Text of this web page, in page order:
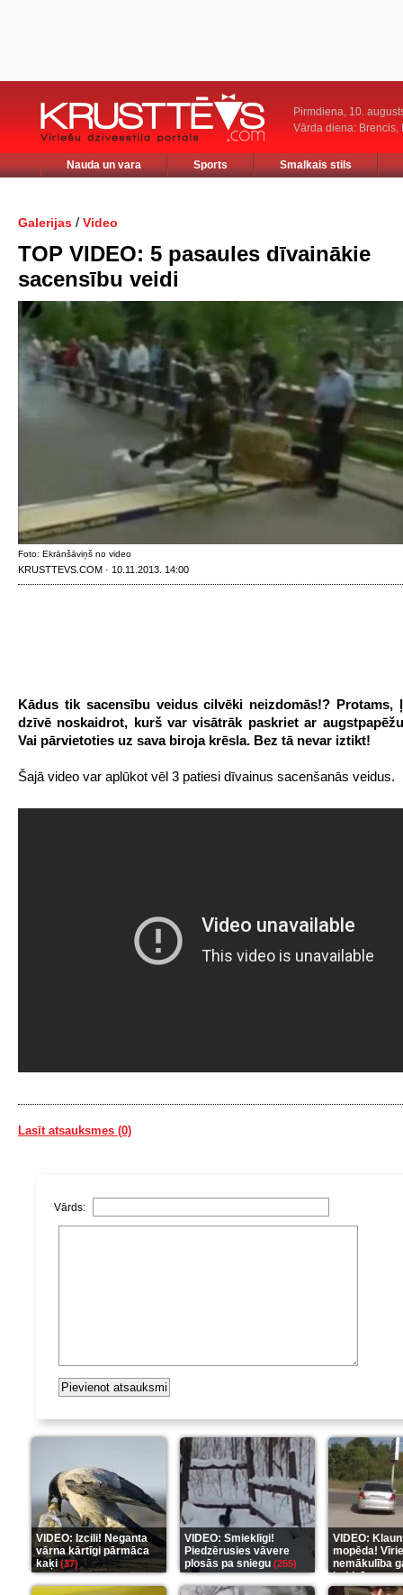
Pirmdiena, 10.
Vārda diena: Brencis,
Nauda un vara Sports Smalkais stils
Galerijas / Video
TOP VIDEO: 5 pasaules dīvainākie
sacensību veidi
Foto: Ekrānšāviņš no video
KRUSTTEVS.COM · 10.11.2013. 14:00
Kādus tik sacensību veidus cilvēki neizdomās!? Protams,
dzīvē noskaidrot, kurš var visātrāk paskriet ar
Vai pārvietoties uz sava biroja krēsla. Bez tā nevar iztikt!
Šajā video var aplūkot vēl 3 patiesi dīvainus sacenšanās veidus.
Lasīt atsauksmes (0)
Vārds:
VIDEO: Izcili! Neganta
vārna kārtīgi pārmāca
kaķi(37)
VIDEO: Smieklīgi!
Piedzērusies vāvere
plosās pa sniegu (255)
VIDEO:
mopēda!
nemākulība
beidzās ar
(289)